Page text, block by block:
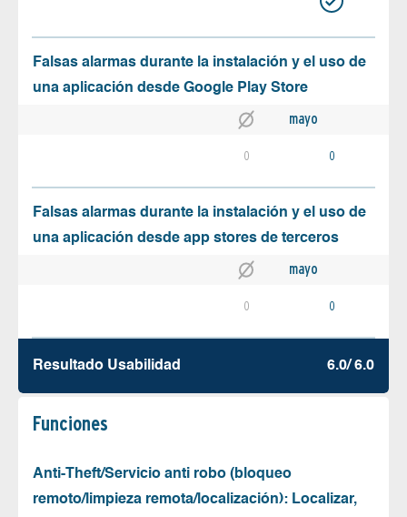
Falsas alarmas durante la instalación y el uso de
una aplicación desde Google Play Store
mayo
0 0
Falsas alarmas durante la instalación y el uso de
una aplicación desde app stores de terceros
mayo
0 0
Resultado Usabilidad 6.0/ 6.0
Funciones
Anti-Theft/Servicio anti robo (bloqueo
remoto/limpieza remota/localización): Localizar,